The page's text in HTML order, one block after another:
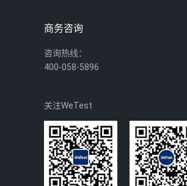
商务咨询
咨询热线：
400-058-5896
关注WeTest